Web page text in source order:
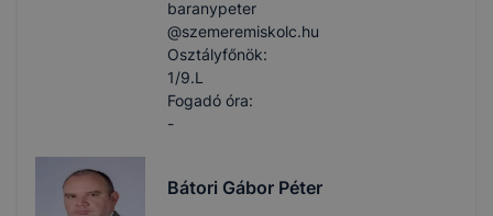
baranypeter​
@szemeremiskolc.hu
Osztályfőnök:
1/9.L
Fogadó óra:
-
Bátori Gábor Péter